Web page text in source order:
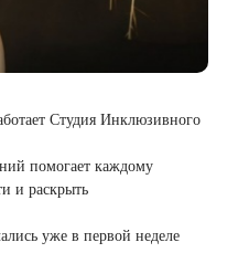
Студия Инклюзивного
помогает каждому
и раскрыть
уже в первой неделе